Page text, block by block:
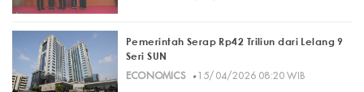
Pemerintah Serap Rp42 Triliun dari Lelang 9
Seri SUN
ECONOMICS· 15/04/2026 08:20 WIB